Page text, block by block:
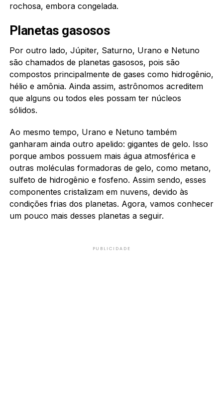
rochosa, embora congelada.
Planetas gasosos
Por outro lado, Júpiter, Saturno, Urano e Netuno
são chamados de planetas gasosos, pois são
compostos principalmente de gases como hidrogênio,
hélio e amônia. Ainda assim, astrônomos acreditem
que alguns ou todos eles possam ter núcleos
sólidos.
Ao mesmo tempo, Urano e Netuno também
ganharam ainda outro apelido: gigantes de gelo. Isso
porque ambos possuem mais água atmosférica e
outras moléculas formadoras de gelo, como metano,
sulfeto de hidrogênio e fosfeno. Assim sendo, esses
componentes cristalizam em nuvens, devido às
condições frias dos planetas. Agora, vamos conhecer
um pouco mais desses planetas a seguir.
PUBLICIDADE